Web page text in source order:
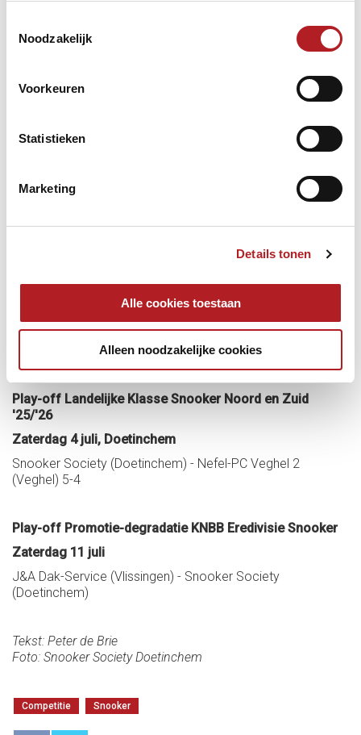
Noodzakelijk
Voorkeuren
Statistieken
Marketing
Details tonen
Alle cookies toestaan
Alleen noodzakelijke cookies
Vlissingen. De Zeeuwen wisten afgelopen eredivisieseizoen
de degradatieplaatsen zeven en acht te vermijden en
ploegen tegen elkaar voor een plaats in de KNBB Eredivisie
Snooker '26/'27.
Play-off Landelijke Klasse Snooker Noord en Zuid
'25/'26
Zaterdag 4 juli, Doetinchem
Snooker Society (Doetinchem) - Nefel-PC Veghel 2
(Veghel) 5-4
Play-off Promotie-degradatie KNBB Eredivisie Snooker
Zaterdag 11 juli
J&A Dak-Service (Vlissingen) - Snooker Society
(Doetinchem)
Tekst: Peter de Brie
Foto: Snooker Society Doetinchem
Competitie Snooker